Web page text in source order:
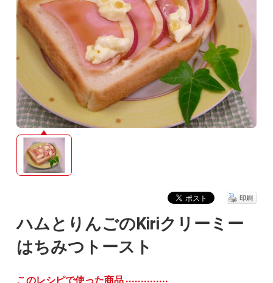
ハムとりんごのKiriクリーミー
はちみつトースト
印刷
このレシピで使った商品